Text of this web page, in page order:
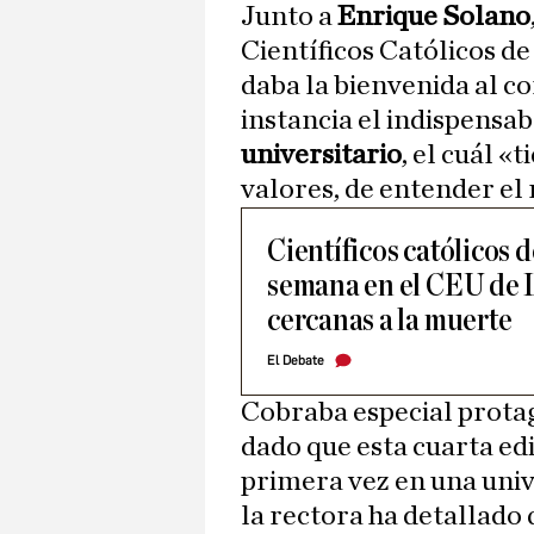
Junto aEnrique Solano
Científicos Católicos
daba la bienvenida al
instancia el
universitario, el cuál
valores, de entender el
Científicos católicos
semana en el CEU
cercanas a la muerte
El Debate
Cobraba especial
dado que esta cuarta
primera vez en una
la rectora ha detallado